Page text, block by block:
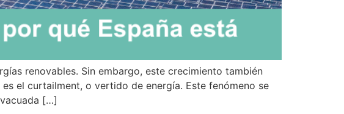
renovables. Sin embargo, este crecimiento también
el curtailment, o vertido de energía. Este fenómeno se
[…]